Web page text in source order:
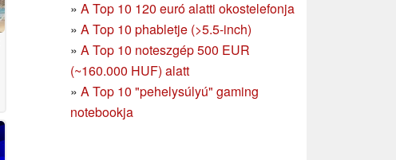
» A Top 10 120 euró alatti okostelefonja
» A Top 10 phabletje (>5.5-inch)
» A Top 10 noteszgép 500 EUR
(~160.000 HUF) alatt
» A Top 10 "pehelysúlyú" gaming
notebookja